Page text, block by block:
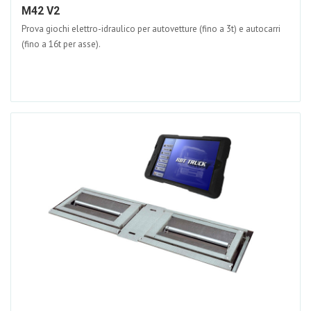
M42 V2
Prova giochi elettro-idraulico per autovetture (fino a 3t) e autocarri
(fino a 16t per asse).